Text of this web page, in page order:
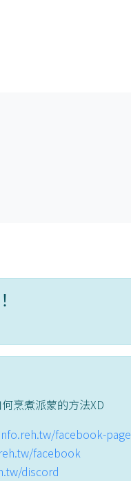
烹煮派蒙的方法XD
facebook-page
facebook
discord